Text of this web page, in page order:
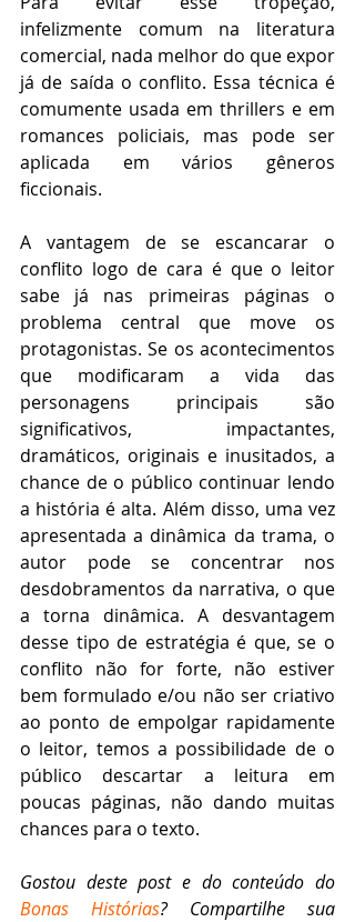
infelizmente comum na literatura
comercial, nada melhor do que expor
já de saída o conflito. Essa técnica é
comumente usada em thrillers e em
romances policiais, mas pode ser
aplicada em vários gêneros
ficcionais.
A vantagem de se escancarar o
conflito logo de cara é que o leitor
sabe já nas primeiras páginas o
problema central que move os
protagonistas. Se os acontecimentos
que modificaram a vida das
personagens principais são
significativos, impactantes,
dramáticos, originais e inusitados, a
chance de o público continuar lendo
a história é alta. Além disso, uma vez
apresentada a dinâmica da trama, o
autor pode se concentrar nos
desdobramentos da narrativa, o que
a torna dinâmica. A desvantagem
desse tipo de estratégia é que, se o
conflito não for forte, não estiver
bem formulado e/ou não ser criativo
ao ponto de empolgar rapidamente
o leitor, temos a possibilidade de o
público descartar a leitura em
poucas páginas, não dando muitas
chances para o texto.
Bonas Histórias? Compartilhe sua